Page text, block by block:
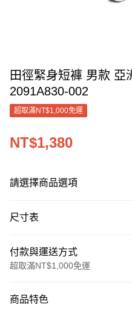
田徑緊身短褲 男款 亞
2091A830-002
超取滿NT$1,000免運
NT$1,380
請選擇商品選項
尺寸表
付款與運送方式
超取滿NT$1,000免運
信用卡一次付款
商品特色